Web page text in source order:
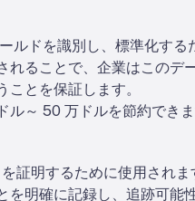
ルドを識別し、標準化する
れることで、企業はこのデ
とを保証します。
～ 50 万ドルを節約できま
証明するために使用されま
を明確に記録し、追跡可能